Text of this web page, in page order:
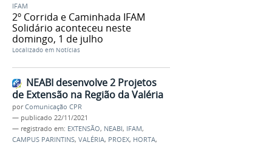
IFAM
2º Corrida e Caminhada IFAM
Solidário aconteceu neste
domingo, 1 de julho
Localizado em Notícias
NEABI desenvolve 2 Projetos
de Extensão na Região da Valéria
porComunicação CPR
— publicado 22/11/2021
— registrado em: EXTENSÃO, NEABI, IFAM,
CAMPUS PARINTINS, VALÉRIA, PROEX, HORTA,